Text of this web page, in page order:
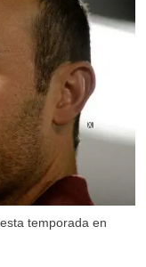
temporada en
X